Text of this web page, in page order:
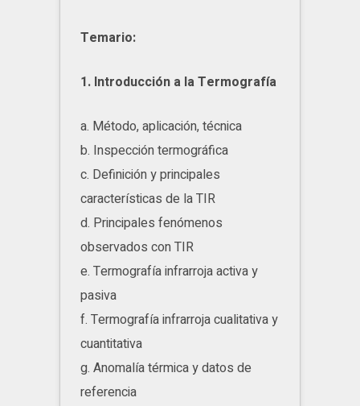
Temario:
1. Introducción a la Termografía
a. Método, aplicación, técnica
b. Inspección termográfica
c. Definición y principales
características de la TIR
d. Principales fenómenos
observados con TIR
e. Termografía infrarroja activa y
pasiva
f. Termografía infrarroja cualitativa y
cuantitativa
g. Anomalía térmica y datos de
referencia